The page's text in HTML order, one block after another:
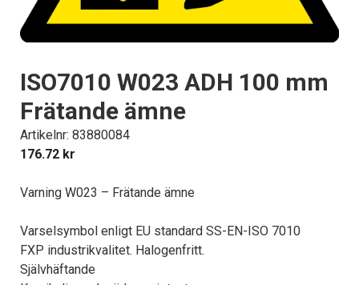
ISO7010 W023 ADH 100 mm
Frätande ämne
Artikelnr: 83880084
176.72 kr
Varning W023 – Frätande ämne
Varselsymbol enligt EU standard SS-EN-ISO 7010
FXP industrikvalitet. Halogenfritt.
Självhäftande